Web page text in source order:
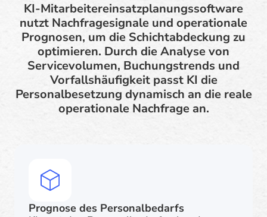
KI-Mitarbeitereinsatzplanungssoftware
nutzt Nachfragesignale und operationale
Prognosen, um die Schichtabdeckung zu
optimieren. Durch die Analyse von
Servicevolumen, Buchungstrends und
Vorfallshäufigkeit passt KI die
Personalbesetzung dynamisch an die reale
operationale Nachfrage an.
Prognose des Personalbedarfs